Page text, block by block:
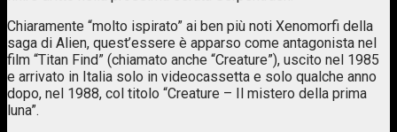
Chiaramente “molto ispirato” ai ben più noti Xenomorfi della
saga di Alien, quest’essere è apparso come antagonista nel
film “Titan Find” (chiamato anche “Creature”), uscito nel 1985
e arrivato in Italia solo in videocassetta e solo qualche anno
dopo, nel 1988, col titolo “Creature – Il mistero della prima
luna”.